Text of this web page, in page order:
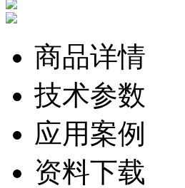
商品详情
技术参数
应用案例
资料下载